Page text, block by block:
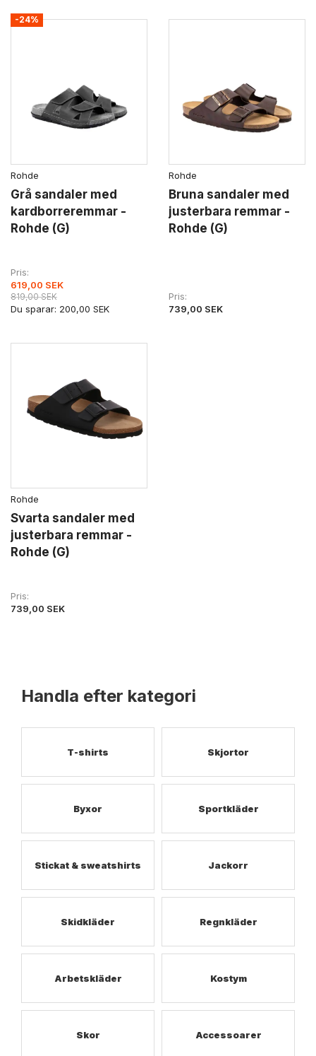
-24%
Rohde
Grå sandaler med
kardborreremmar -
Rohde (G)
Pris
619,00 SEK
819,00 SEK
Du sparar: 200,00 SEK
Rohde
Bruna sandaler med
justerbara remmar -
Rohde (G)
Pris
739,00 SEK
Rohde
Svarta sandaler med
justerbara remmar -
Rohde (G)
Pris
739,00 SEK
Handla efter kategori
T-shirts Skjortor
Byxor Sportkläder
Stickat & sweatshirts Jackorr
Skidkläder Regnkläder
Arbetskläder Kostym
Skor Accessoarer